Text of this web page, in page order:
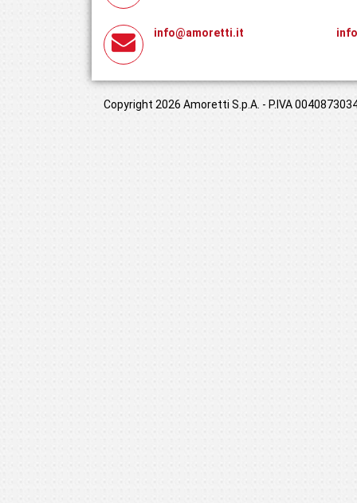
info@amoretti.it
Copyright 2026 Amoretti S.p.A. - P.IVA